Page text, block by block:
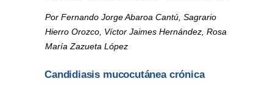
Por Fernando Jorge Abaroa Cantú, Sagrario
Hierro Orozco, Víctor Jaimes Hernández, Rosa
María Zazueta López
Candidiasis mucocutánea crónica